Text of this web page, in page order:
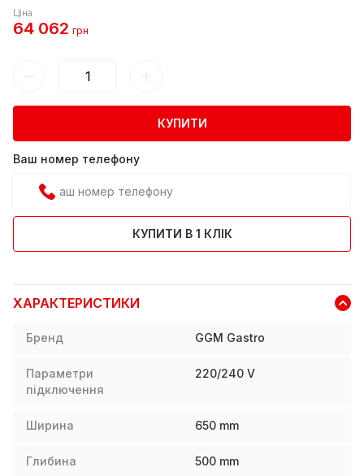
Ціна
64 062 грн
КУПИТИ
Ваш номер телефону
КУПИТИ В 1 КЛІК
ХАРАКТЕРИСТИКИ
Бренд GGM Gastro
Параметри
підключення
220/240 V
Ширина 650 mm
Глибина 500 mm